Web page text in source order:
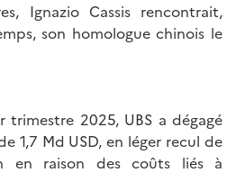
Ignazio Cassis rencontrait,
son homologue chinois le
trimestre 2025, UBS a dégagé
1,7 Md USD, en léger recul de
raison des coûts liés à